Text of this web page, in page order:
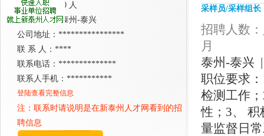
公司规模：10 人
所在城市： 泰州-泰兴
公司地址：****************
联 系 人：****
联系电话：**************
联系人手机：***********
登陆查看完整信息
注：联系时请说明是在新泰州人才网 看到的招
聘信息
采样员/采样组长
招聘人数
月
泰州-泰兴
职位要求
检测工作
性；3、
量监督日